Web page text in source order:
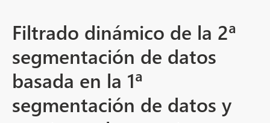
Filtrado dinámico de la 2ª
segmentación de datos
basada en la 1ª
segmentación de datos y